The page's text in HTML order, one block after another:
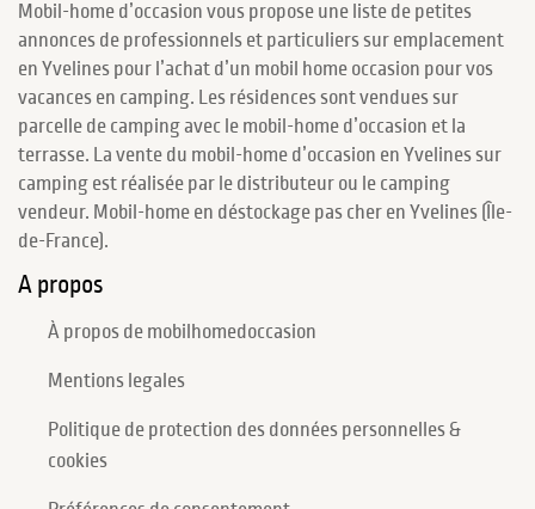
Mobil-home d’occasion vous propose une liste de petites
annonces de professionnels et particuliers sur emplacement
en Yvelines pour l’achat d’un mobil home occasion pour vos
vacances en camping. Les résidences sont vendues sur
parcelle de camping avec le mobil-home d’occasion et la
terrasse. La vente du mobil-home d’occasion en Yvelines sur
camping est réalisée par le distributeur ou le camping
vendeur. Mobil-home en déstockage pas cher en Yvelines (Île-
de-France).
A propos
À propos de mobilhomedoccasion
Mentions legales
Politique de protection des données personnelles &
cookies